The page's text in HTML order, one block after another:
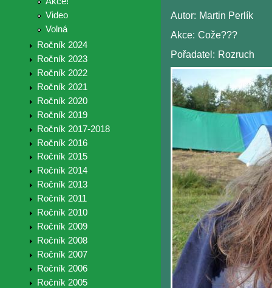
Video
Volná
Ročník 2024
Ročník 2023
Ročník 2022
Ročník 2021
Ročník 2020
Ročník 2019
Ročník 2017-2018
Ročník 2016
Ročník 2015
Ročník 2014
Ročník 2013
Ročník 2011
Ročník 2010
Ročník 2009
Ročník 2008
Ročník 2007
Ročník 2006
Ročník 2005
Autor: Martin Perlík
Akce: Cože???
Pořadatel: Rozruch